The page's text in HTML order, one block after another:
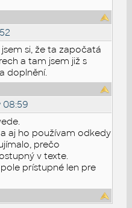
si, že ta započatá
a tam jsem již s
doplnění.
08:59
aj ho používam odkedy
prečo
v texte.
prístupné len pre